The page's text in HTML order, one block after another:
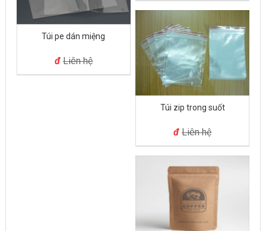
Túi pe dán miệng
đ Liên hệ
Túi zip trong suốt
đ Liên hệ